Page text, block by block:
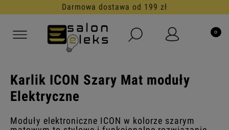
od 199 zł
Karlik ICON Szary Mat moduły
Elektryczne
Moduły elektroniczne ICON w kolorze szarym